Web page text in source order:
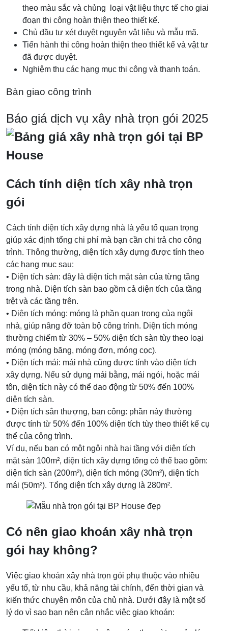
theo màu sắc và chủng loại vật liệu thực tế cho giai
đoạn thi công hoàn thiện theo thiết kế.
Chủ đầu tư xét duyệt nguyên vật liệu và mẫu mã.
Tiến hành thi công hoàn thiện theo thiết kế và vật tư
đã được duyệt.
Nghiệm thu các hạng mục thi công và thanh toán.
Bàn giao công trình
Báo giá dịch vụ xây nhà trọn gói 2025
Cách tính diện tích xây nhà trọn
gói
Cách tính diện tích xây dựng nhà là yếu tố quan trọng
giúp xác định tổng chi phí mà bạn cần chi trả cho công
trình. Thông thường, diện tích xây dựng được tính theo
các hạng mục sau:
• Diện tích sàn: đây là diện tích mặt sàn của từng tầng
trong nhà. Diện tích sàn bao gồm cả diện tích của tầng
trệt và các tầng trên.
• Diện tích móng: móng là phần quan trọng của ngôi
nhà, giúp nâng đỡ toàn bộ công trình. Diện tích móng
thường chiếm từ 30% – 50% diện tích sàn tùy theo loại
móng (móng băng, móng đơn, móng cọc).
• Diện tích mái: mái nhà cũng được tính vào diện tích
xây dựng. Nếu sử dụng mái bằng, mái ngói, hoặc mái
tôn, diện tích này có thể dao động từ 50% đến 100%
diện tích sàn.
• Diện tích sân thượng, ban công: phần này thường
được tính từ 50% đến 100% diện tích tùy theo thiết kế cụ
thể của công trình.
Ví dụ, nếu bạn có một ngôi nhà hai tầng với diện tích
mặt sàn 100m², diện tích xây dựng tổng có thể bao gồm:
diện tích sàn (200m²), diện tích móng (30m²), diện tích
mái (50m²). Tổng diện tích xây dựng là 280m².
Có nên giao khoán xây nhà trọn
gói hay không?
Việc giao khoán xây nhà trọn gói phụ thuộc vào nhiều
yếu tố, từ nhu cầu, khả năng tài chính, đến thời gian và
kiến thức chuyên môn của chủ nhà. Dưới đây là một số
lý do vì sao bạn nên cân nhắc việc giao khoán: